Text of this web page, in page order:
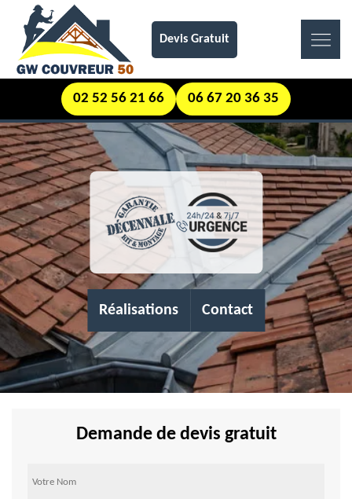
Devis Gratuit
02 52 56 21 66 06 67 20 36 35
Réalisations Contact
Demande de devis gratuit